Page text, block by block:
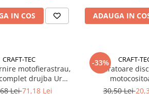
IN COS ADAUGA IN
CRAFT-TEC
motofierastrau,
drujba Ural,
China 6800
Lei71,18 Lei
-33% CRAFT-
Aparatoare
30,50 Lei